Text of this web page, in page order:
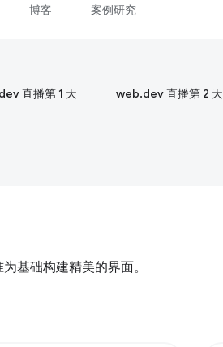
博客 案例研究
直播第 1 天 web.dev 直播第 2 天
基础构建精美的界面。